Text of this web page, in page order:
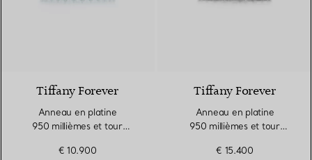
Tiffany Forever
Anneau en platine
950 millièmes et tour
Largeur
€ 10.900
Tiffany Forever
Anneau en platine
950 millièmes et tour
Largeur
€ 15.400